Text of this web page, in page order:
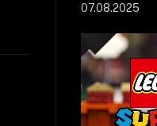
07.08.2025